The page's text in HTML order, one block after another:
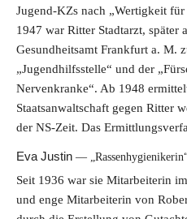
Jugend-KZs nach „Wertigkeit
1947 war Ritter Stadtarzt, später
Gesundheitsamt Frankfurt a. M.
„Jugendhilfsstelle“ und der
Nervenkranke“. Ab 1948
Staatsanwaltschaft gegen Ritter
der NS-Zeit. Das
Eva Justin
Seit 1936 war sie Mitarbeiterin
und enge Mitarbeiterin von